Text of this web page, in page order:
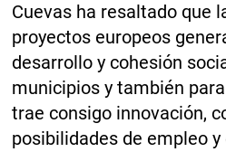
Cuevas ha resaltado que
proyectos europeos
desarrollo y cohesión
municipios y también
trae consigo innovación,
posibilidades de empleo